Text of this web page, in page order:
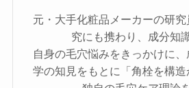
元・大手化粧品メーカーの研
究にも携わり、成分知
自身の毛穴悩みをきっかけに
学の知見をもとに「角栓を構造